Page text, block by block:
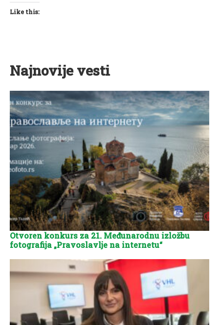
Like this:
Najnovije vesti
Otvoren konkurs za 21. Međunarodnu izložbu
fotografija „Pravoslavlje na internetu“